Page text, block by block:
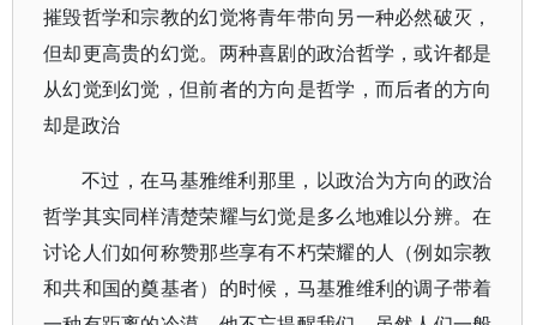
摧毁哲学和宗教的幻觉将青年带向另一种必然破灭，
但却更高贵的幻觉。两种喜剧的政治哲学，或许都是
从幻觉到幻觉，但前者的方向是哲学，而后者的方向
却是政治
不过，在马基雅维利那里，以政治为方向的政治
哲学其实同样清楚荣耀与幻觉是多么地难以分辨。在
讨论人们如何称赞那些享有不朽荣耀的人（例如宗教
和共和国的奠基者）的时候，马基雅维利的调子带着